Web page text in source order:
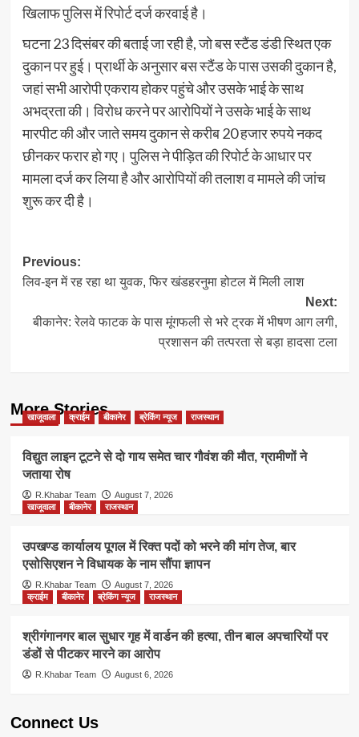
खिलाफ पुलिस में रिपोर्ट दर्ज करवाई है।
घटना 23 दिसंबर की बताई जा रही है, जो बस स्टैंड डंडी स्थित एक
दुकान पर हुई। प्रार्थी के अनुसार बस स्टैंड के पास उसकी दुकान है,
जहां सभी आरोपी एकराय होकर पहुंचे और उसके भाई के साथ
अभद्रता की। विरोध करने पर आरोपियों ने उसके भाई के साथ
मारपीट की और जाते समय दुकान से करीब 20 हजार रुपये नकद
छीनकर फरार हो गए। पुलिस ने पीड़ित की रिपोर्ट के आधार पर
मामला दर्ज कर लिया है और आरोपियों की तलाश व मामले की जांच
शुरू कर दी है।
Post
navigation
Previous:
लिव-इन में रह रहा था युवक, फिर खंडहरनुमा होटल में मिली लाश
Next:
बीकानेर: रेलवे फाटक के पास मूंगफली से भरे ट्रक में भीषण आग लगी,
प्रशासन की तत्परता से बड़ा हादसा टला
More Stories
खाजूवाला क्राईम बीकानेर ब्रेकिंग न्यूज राजस्थान
विद्युत लाइन टूटने से दो गाय समेत चार गौवंश की मौत, ग्रामीणों ने
जताया रोष
R.Khabar Team
August 7, 2026
खाजूवाला
बीकानेर राजस्थान
उपखण्ड कार्यालय पूगल में रिक्त पदों को भरने की मांग तेज, बार
एसोसिएशन ने विधायक के नाम सौंपा ज्ञापन
R.Khabar Team
August 7, 2026
क्राईम
बीकानेर ब्रेकिंग न्यूज राजस्थान
श्रीगंगानगर बाल सुधार गृह में वार्डन की हत्या, तीन बाल अपचारियों पर
डंडों से पीटकर मारने का आरोप
R.Khabar Team August 6, 2026
Connect Us